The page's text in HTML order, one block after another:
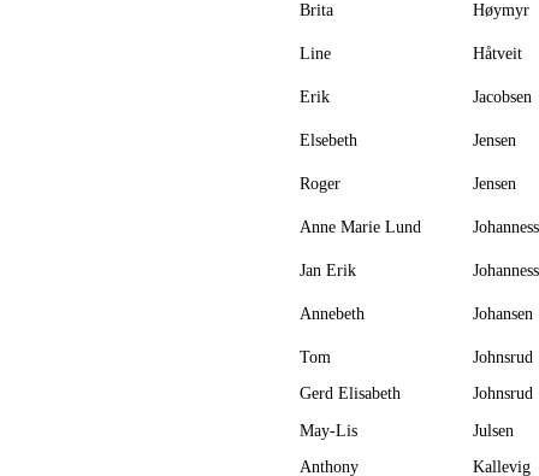
Brita Høymyr
Line Håtveit
Erik Jacobsen
Elsebeth Jensen
Roger Jensen
Anne Marie Lund
Jan Erik
Annebeth Johansen
Tom
Johnsrud
Gerd Elisabeth
Johnsrud
May-Lis
Julsen
Anthony
Kallevig